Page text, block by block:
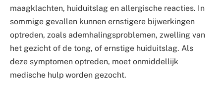
maagklachten, huiduitslag en allergische reacties. In
sommige gevallen kunnen ernstigere bijwerkingen
optreden, zoals ademhalingsproblemen, zwelling van
het gezicht of de tong, of ernstige huiduitslag. Als
deze symptomen optreden, moet onmiddellijk
medische hulp worden gezocht.